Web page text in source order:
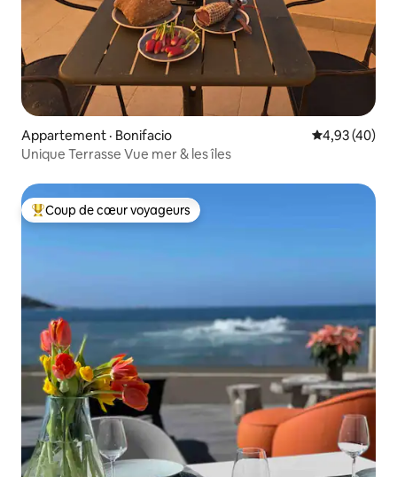
Appartement · Bonifacio Note
4,93 (40)
Unique Terrasse Vue mer & les îles
Coup de cœur voyageurs parmi les plus aimés
Coup de cœur voyageurs